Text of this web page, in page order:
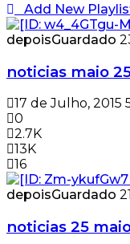
Add New
depoisGuardado
noticias maio
17 de Julho, 2015
0
2.7K
13K
16
depoisGuardado
noticias 25